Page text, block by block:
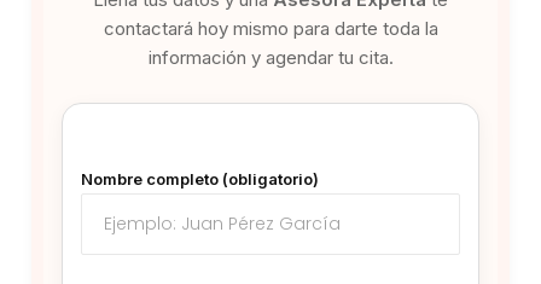
contactará hoy mismo para darte toda la
información y agendar tu cita.
Nombre completo (obligatorio)